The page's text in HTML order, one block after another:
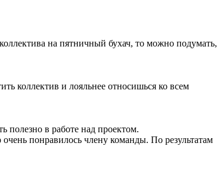
на пятничный бухач, то можно подумать,
коллектив и лояльнее относишься ко всем
полезно в работе над проектом.
понравилось члену команды. По результатам